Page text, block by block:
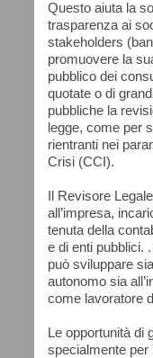
Questo aiuta la
trasparenza ai
stakeholders
promuovere la
pubblico dei
quotate o di
pubbliche la
legge, come per
rientranti nei
Crisi (CCI).
Il Revisore
all’impresa,
tenuta della
e di enti pubblici.
può sviluppare
autonomo sia
come lavoratore
Le opportunità di
specialmente per